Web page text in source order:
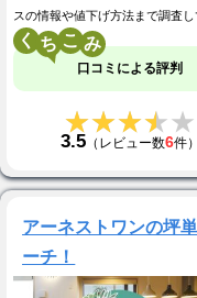
スの情報や値下げ方法まで調査
く こ
口コミによる評判
★★★★★
★★★★★
3.5（レビュー数6件）
アーネストワンの坪
ーチ！